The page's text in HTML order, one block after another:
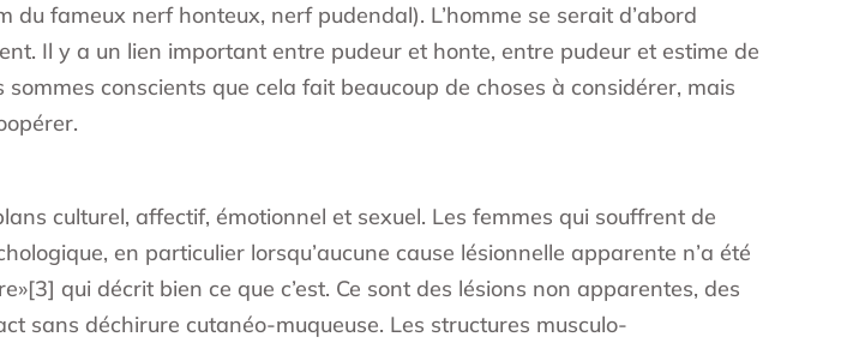
fameux nerf honteux, nerf pudendal). L’homme se serait d’abord
Il y a un lien important entre pudeur et honte, entre pudeur et estime de
conscients que cela fait beaucoup de choses à considérer, mais
culturel, affectif, émotionnel et sexuel. Les femmes qui souffrent de
en particulier lorsqu’aucune cause lésionnelle apparente n’a été
qui décrit bien ce que c’est. Ce sont des lésions non apparentes, des
sans déchirure cutanéo-muqueuse. Les structures musculo-